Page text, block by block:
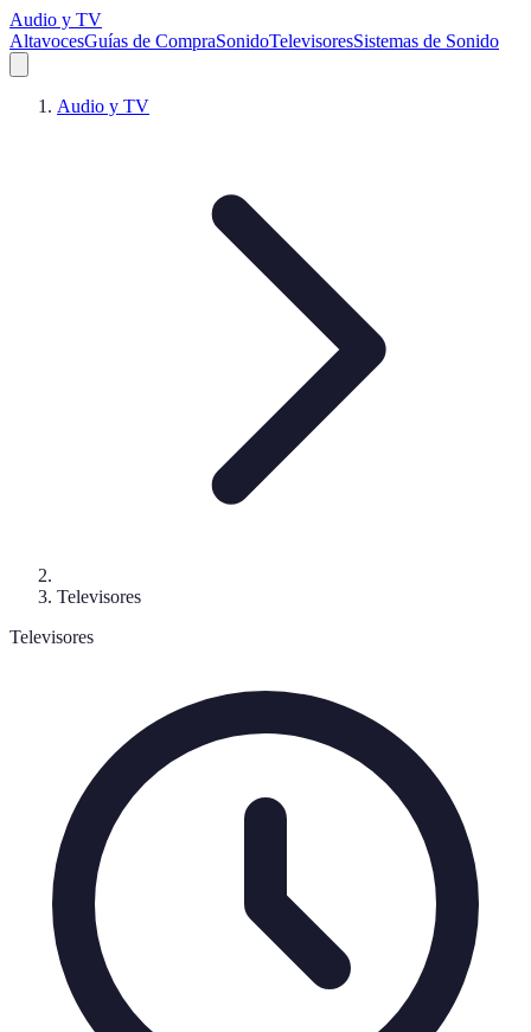
Audio y TV
AltavocesGuías de CompraSonidoTelevisoresSistemas de Sonido
Audio y TV
Televisores
Televisores